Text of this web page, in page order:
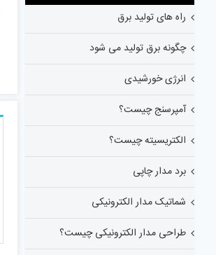
راه های تولید برق
چگونه برق تولید می شود
انرژی خورشیدی
آمپرسنج چیست؟
الکتریسیته چیست؟
برد مدار چاپی
شماتیک مدار الکترونیکی
طراحی مدار الکترونیکی چیست؟